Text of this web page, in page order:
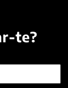
te?